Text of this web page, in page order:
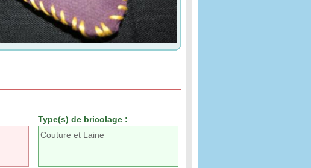
Type(s) de bricolage :
Couture et Laine